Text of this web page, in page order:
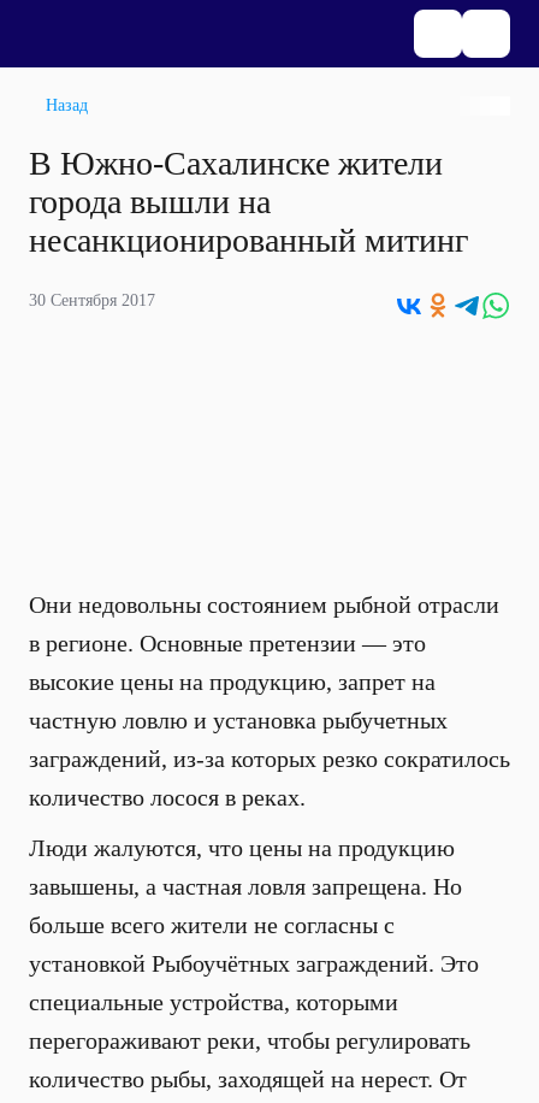
Назад
В Южно-Сахалинске жители
города вышли на
несанкционированный митинг
30 Сентября 2017
Они недовольны состоянием рыбной отрасли
в регионе. Основные претензии — это
высокие цены на продукцию, запрет на
частную ловлю и установка рыбучетных
заграждений, из-за которых резко сократилось
количество лосося в реках.
Люди жалуются, что цены на продукцию
завышены, а частная ловля запрещена. Но
больше всего жители не согласны с
установкой Рыбоучётных заграждений. Это
специальные устройства, которыми
перегораживают реки, чтобы регулировать
количество рыбы, заходящей на нерест. От